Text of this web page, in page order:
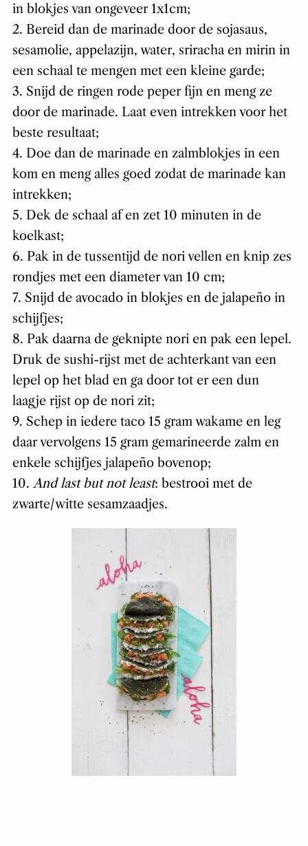
in blokjes van ongeveer 1x1cm;
2. Bereid dan de marinade door de sojasaus,
sesamolie, appelazijn, water, sriracha en mirin in
een schaal te mengen met een kleine garde;
3. Snijd de ringen rode peper fijn en meng ze
door de marinade. Laat even intrekken voor het
beste resultaat;
4. Doe dan de marinade en zalmblokjes in een
kom en meng alles goed zodat de marinade kan
intrekken;
5. Dek de schaal af en zet 10 minuten in de
koelkast;
6. Pak in de tussentijd de nori vellen en knip zes
rondjes met een diameter van 10 cm;
7. Snijd de avocado in blokjes en de jalapeño in
schijfjes;
8. Pak daarna de geknipte nori en pak een lepel.
Druk de sushi-rijst met de achterkant van een
lepel op het blad en ga door tot er een dun
laagje rijst op de nori zit;
9. Schep in iedere taco 15 gram wakame en leg
daar vervolgens 15 gram gemarineerde zalm en
enkele schijfjes jalapeño bovenop;
10.And last but not least: bestrooi met de
zwarte/witte sesamzaadjes.